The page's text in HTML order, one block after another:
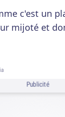
c'est un
mijoté et
Publicité